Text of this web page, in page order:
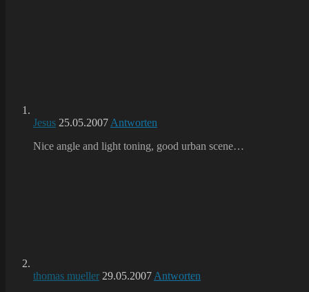
Jesus 25.05.2007 Antworten
Nice angle and light toning, good urban scene…
thomas mueller 29.05.2007 Antworten